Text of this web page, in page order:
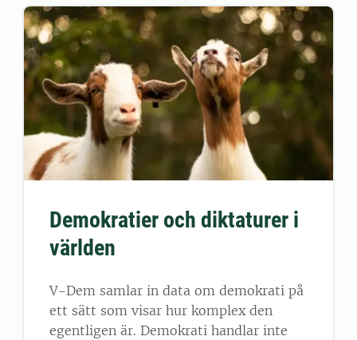
Demokratier och diktaturer i
världen
V-Dem samlar in data om demokrati på
ett sätt som visar hur komplex den
egentligen är. Demokrati handlar inte